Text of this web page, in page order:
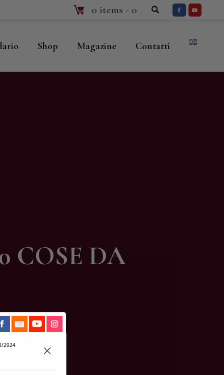
0 items - 0
Shop Magazine Contatti
COSE DA
2024